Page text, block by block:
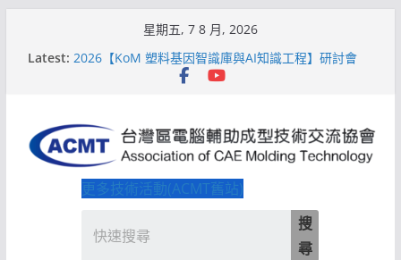
星期五, 7 8 月, 2026
Latest: 2026【QoM 射出成型高品質穩定生產】研討會
2026【KoM 塑料基因智識庫與AI知識工程】研討會
解密 AIoM 模塑智造！系列研討會於2026台北國際模
具展重磅登場
ACMT打造「Smart Molding 模塑智造平台」主題館
更多技術活動(ACMT舊站)
搜
尋